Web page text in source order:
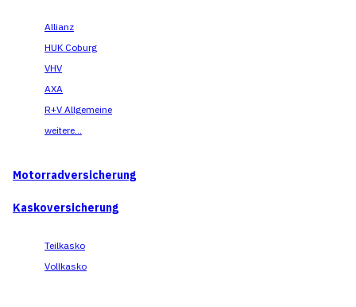
Allianz
HUK Coburg
VHV
AXA
R+V Allgemeine
weitere...
Motorradversicherung
Kaskoversicherung
Teilkasko
Vollkasko